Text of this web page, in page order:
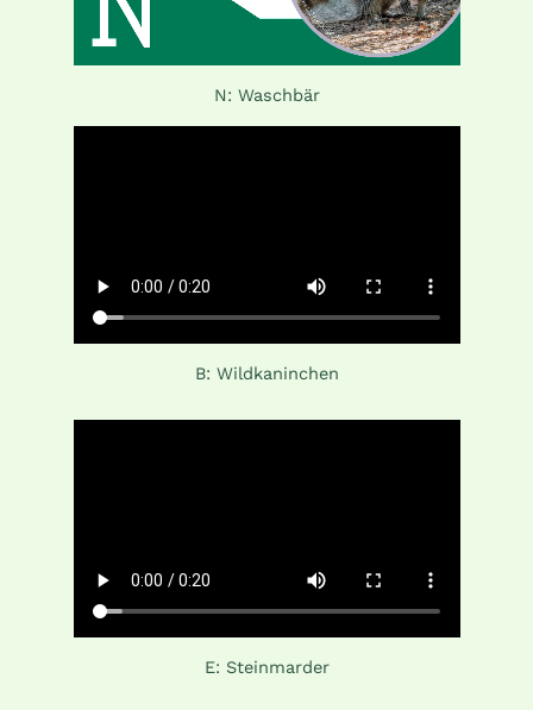
N: Waschbär
B: Wildkaninchen
E: Steinmarder